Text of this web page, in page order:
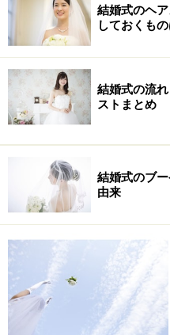
1972年創業。デパートの
のブランドですが、ここ
れています。
手前のコーナーがファッ
結婚式のヘ
しておくもの
結婚式の流
ストまとめ
結婚式のブ
由来